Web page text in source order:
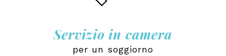
Servizio in camera
per un soggiorno